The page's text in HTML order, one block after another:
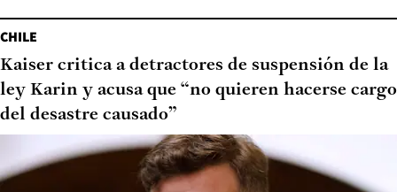
CHILE
Kaiser critica a detractores de suspensión de la
ley Karin y acusa que “no quieren hacerse cargo
del desastre causado”